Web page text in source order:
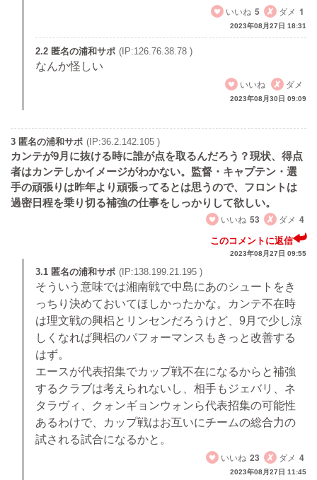
いいね 5 ダメ 1
2023年08月27日 18:31
2.2 匿名の浦和サポ (IP:126.76.38.78 )
なんか怪しい
いいね
ダメ
2023年08月30日 09:09
3 匿名の浦和サポ (IP:36.2.142.105 )
カンテが9月に抜ける時に誰が点を取るんだろう？現状、得点
者はカンテしかイメージがわかない。監督・キャプテン・選
手の頑張りは昨年より頑張ってるとは思うので、フロントは
過密日程を乗り切る補強の仕事をしっかりして欲しい。
いいね 53 ダメ 4
このコメントに返信
2023年08月27日 09:55
3.1 匿名の浦和サポ (IP:138.199.21.195 )
そういう意味では湘南戦で中島にあのシュートをき
っちり決めておいてほしかったかな。カンテ不在時
は理文戦の興梠とリンセンだろうけど、9月で少し涼
しくなれば興梠のパフォーマンスもきっと改善する
はず。
エースが代表招集でカップ戦不在になるからと補強
するクラブは考えられないし、相手もジェバリ、ネ
タラヴィ、クォンギョンウォンら代表招集の可能性
あるわけで、カップ戦はお互いにチームの総合力の
試される試合になるかと。
いいね 23 ダメ 4
2023年08月27日 11:45